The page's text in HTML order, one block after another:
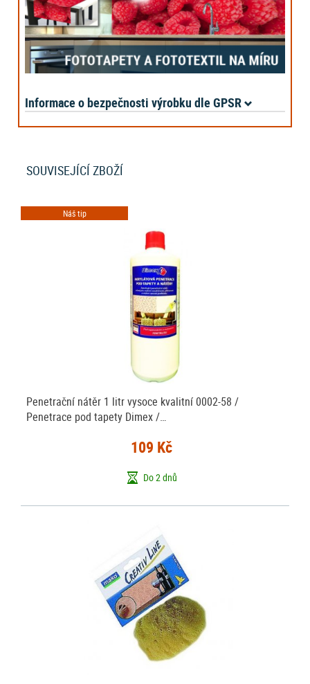
Informace o bezpečnosti výrobku dle GPSR
SOUVISEJÍCÍ ZBOŽÍ
Náš tip
Penetrační nátěr 1 litr vysoce kvalitní 0002-58 /
Penetrace pod tapety Dimex /…
109 Kč
Do 2 dnů